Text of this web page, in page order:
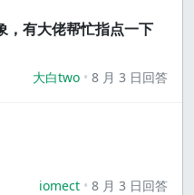
，有大佬帮忙指点一下
大白two 8 月 3 日回答
iomect 8 月 3 日回答